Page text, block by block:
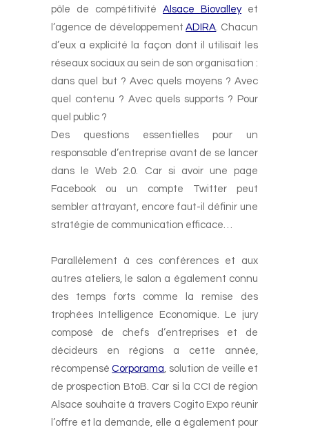
pôle de compétitivité Alsace Biovalleyet
l’agence de développementADIRA. Chacun
d’eux a explicité la façon dont il utilisait les
réseaux sociaux au sein de son organisation :
dans quel but ? Avec quels moyens ? Avec
quel contenu ? Avec quels supports ? Pour
quel public ?
Des questions essentielles pour un
responsable d’entreprise avant de se lancer
dans le Web 2.0. Car si avoir une page
Facebook ou un compte Twitter peut
sembler attrayant, encore faut-il définir une
stratégie de communication efficace…
Parallèlement à ces conférences et aux
autres ateliers, le salon a également connu
des temps forts comme la remise des
trophées Intelligence Economique. Le jury
composé de chefs d’entreprises et de
décideurs en régions a cette année,
récompenséCorporama, solution de veille et
de prospection BtoB. Car si la CCI de région
Alsace souhaite à travers Cogito Expo réunir
l’offre et la demande, elle a également pour